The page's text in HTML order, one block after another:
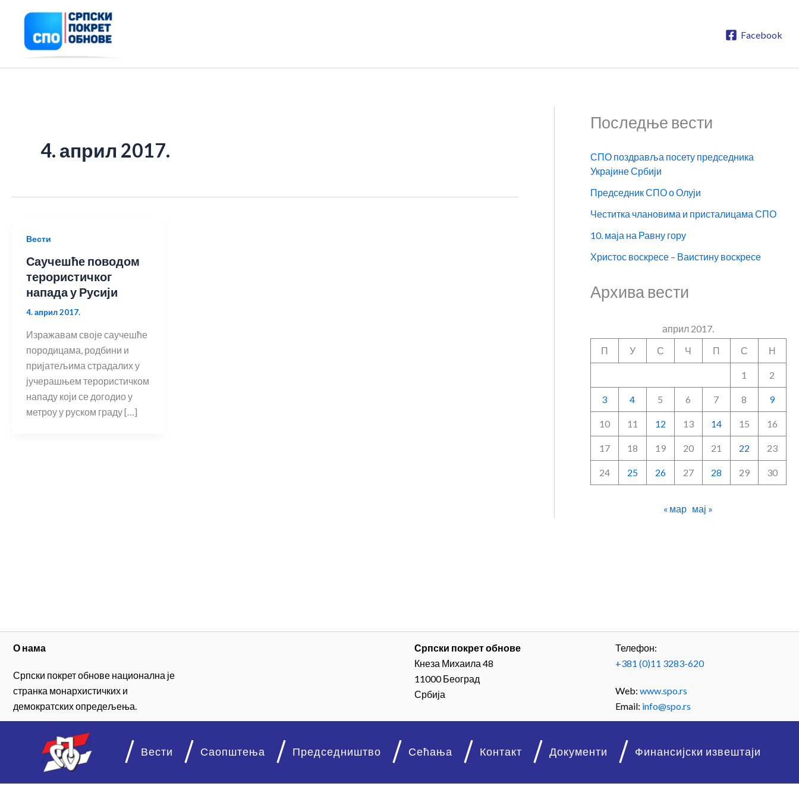
садржај
Facebook
Вести Саопштења Председништво Сећања Контакт Документи Финансијски извештаји
4. април 2017.
Вести
Саучешће поводом
терористичког
напада у Русији
4. април 2017.
Изражавам своје саучешће
породицама, родбини и
пријатељима страдалих у
јучерашњем терористичком
нападу који се догодио у
метроу у руском граду […]
Последње вести
СПО поздравља посету председника
Украјине Србији
Председник СПО о Олуји
Честитка члановима и присталицама СПО
10. маја на Равну гору
Христос воскресе – Ваистину воскресе
Архива вести
април 2017.
П
У С Ч П С Н
1 2
3 4 5 6 7 8 9
10 11 12 13 14 15 16
17 18 19 20 21 22 23
24 25 26 27 28 29 30
« мар мај »
О нама
Српски покрет обнове национална је
странка монархистичких и
демократских опредељења.
Српски покрет обнове
Кнеза Михаила 48
11000 Београд
Србија
Телефон:
+381 (0)11 3283-620
Web: www.spo.rs
Email: info@spo.rs
© 2026. Српски покрет обнове